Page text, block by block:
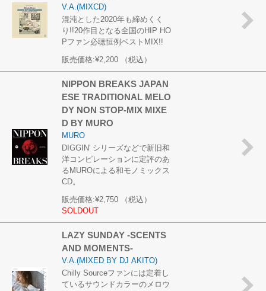
V.A.(MIXCD)
混沌とした2020年も締めくく
り!!20作目となる全国のHIP HO
Pファン必聴恒例ベストMIX!!
販売価格:¥2,200 （税込）
NIPPON BREAKS JAPAN
ESE TRADITIONAL MELO
DY NON STOP-MIX MIXE
D BY MURO
MURO
DIGGIN' シリーズなどで新旧和
洋コンピレーションに定評のあ
るMUROによる和モノミックス
CD。
販売価格:¥2,750
（税込）
SOLDOUT
LAZY SUNDAY -SCENTS
AND MOMENTS-
V.A.(MIXED BY DJ AKITO)
Chilly Sourceファンには定着し
ているサウンドカラーのメロウ